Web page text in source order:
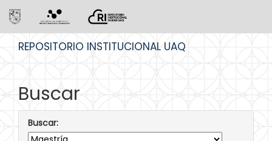
REPOSITORIO INSTITUCIONAL UAQ
Buscar
Buscar: